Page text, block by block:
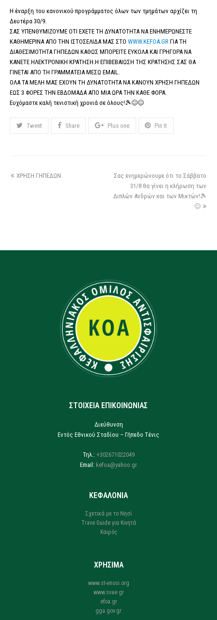
Η έναρξη του κανονικού προγράμματος όλων των τμημάτων αρχίζει τη
Δευτέρα 30/9.
ΣΑΣ ΥΠΕΝΘΥΜΙΖΟΥΜΕ ΟΤΙ ΕΧΕΤΕ ΤΗ ΔΥΝΑΤΟΤΗΤΑ ΝΑ ΕΝΗΜΕΡΩΝΕΣΤΕ
ΚΑΘΗΜΕΡΙΝΑ ΑΠΟ ΤΗΝ ΙΣΤΟΣΕΛΙΔΑ ΜΑΣ ΣΤΟ WWW.KEFOA.GR ΓΙΑ ΤΗ
ΔΙΑΘΕΣΙΜΟΤΗΤΑ ΓΗΠΕΔΩΝ ΚΑΘΩΣ ΜΠΟΡΕΙΤΕ ΕΥΚΟΛΑ ΚΑΙ ΓΡΗΓΟΡΑ ΝΑ
ΚΑΝΕΤΕ ΗΛΕΚΤΡΟΝΙΚΗ ΚΡΑΤΗΣΗ.Η ΕΠΙΒΕΒΑΙΩΣΗ ΤΗΣ ΚΡΑΤΗΣΗΣ ΣΑΣ ΘΑ
ΓΙΝΕΤΑΙ ΑΠΟ ΤΗ ΓΡΑΜΜΑΤΕΙΑ ΜΕΣΩ EMAIL.
ΟΛΑ ΤΑ ΜΕΛΗ ΜΑΣ ΕΧΟΥΝ ΤΗ ΔΥΝΑΤΟΤΗΤΑ ΝΑ ΚΑΝΟΥΝ ΧΡΗΣΗ ΓΗΠΕΔΩΝ
ΕΩΣ 3 ΦΟΡΕΣ ΤΗΝ ΕΒΔΟΜΑΔΑ ΑΠΟ ΜΙΑ ΩΡΑ ΤΗΝ ΚΑΘΕ ΦΟΡΑ.
Ευχόμαστε καλή τενιστική χρονιά σε όλους!🎾😊😊
Tweet Share Plus one Pin It
ΧΡΗΣΗ ΓΗΠΕΔΩΝ
Σας ενημερώνουμε ότι το Σάββατο
31/8 θα γίνει η κλήρωση των
Διπλών Ανδρών και των Μικτών!🎾
😊
ΣΤΟΙΧΕΙΑ ΕΠΙΚΟΙΝΩΝΙΑΣ
Διεύθυνση
Εντός Εθνικού Σταδίου – Γήπεδο Τένις
Τηλ.: +302671022049
Email: kefoa@yahoo.gr
ΚΕΦΑΛΟΝΙΑ
Σχετικά με το Νησί
Trave Guide για Κινητά
Καιρός
ΧΡΗΣΙΜΑ
www.st-enosi.org
www.svae.gr
efoa.gr
gga.gov.gr